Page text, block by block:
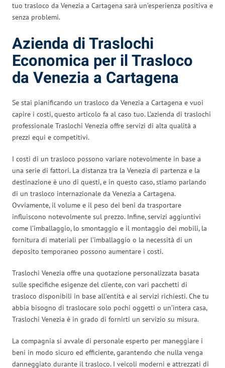
tuo trasloco da Venezia a Cartagena sarà un’esperienza positiva e
senza problemi.
Azienda di Traslochi
Economica per il Trasloco
da Venezia a Cartagena
Se stai pianificando un trasloco da Venezia a Cartagena e vuoi
capire i costi, questo articolo fa al caso tuo. L’azienda di traslochi
professionale Traslochi Venezia offre servizi di alta qualità a
prezzi equi e competitivi.
I costi di un trasloco possono variare notevolmente in base a
una serie di fattori. La distanza tra la Venezia di partenza e la
destinazione è uno di questi, e in questo caso, stiamo parlando
di un trasloco internazionale da Venezia a Cartagena.
Ovviamente, il volume e il peso dei beni da trasportare
influiscono notevolmente sul prezzo. Infine, servizi aggiuntivi
come l’imballaggio, lo smontaggio e il montaggio dei mobili, la
fornitura di materiali per l’imballaggio o la necessità di un
deposito temporaneo possono aumentare i costi.
Traslochi Venezia offre una quotazione personalizzata basata
sulle specifiche esigenze del cliente, con vari pacchetti di
trasloco disponibili in base all’entità e ai servizi richiesti. Che tu
abbia bisogno di traslocare solo pochi oggetti o un’intera casa,
Traslochi Venezia è in grado di fornirti un servizio su misura.
La compagnia si avvale di personale esperto per maneggiare i
beni in modo sicuro ed efficiente, garantendo che nulla venga
danneggiato durante il trasloco. I veicoli moderni e attrezzati di